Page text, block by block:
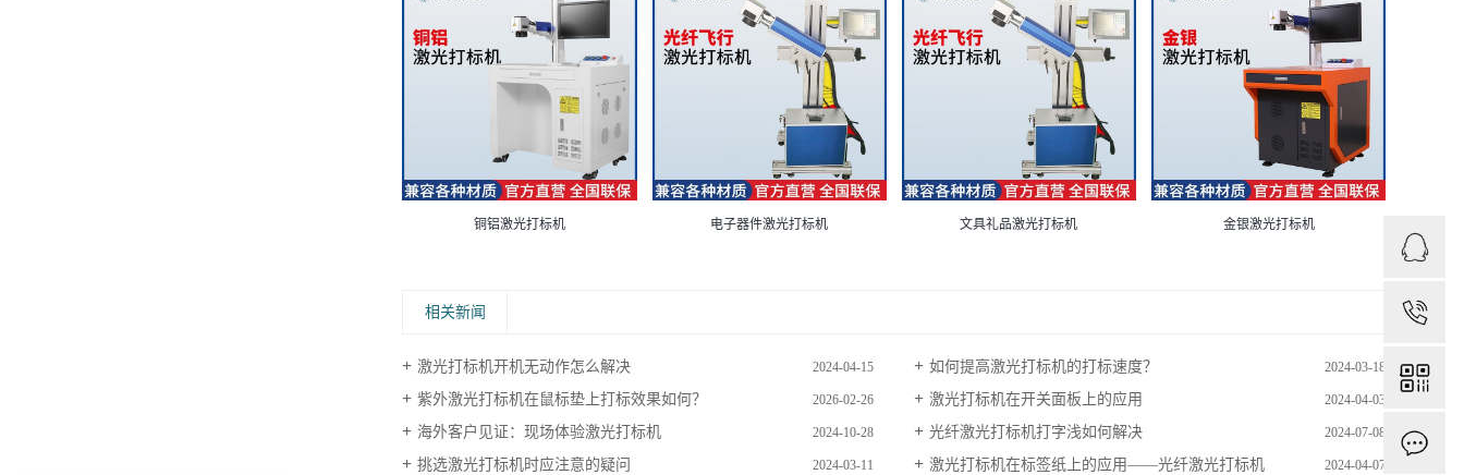
铜铝激光打标机 电子器件激光打标机 文具礼品激光打标机 金银激光打标机
相关新闻
激光打标机开机无动作怎么解决 2024-04-15 如何提高激光打标机的打标速度？ 2024-03-18
紫外激光打标机在鼠标垫上打标效果如何？ 2026-02-26 激光打标机在开关面板上的应用 2024-04-03
海外客户见证：现场体验激光打标机 2024-10-28 光纤激光打标机打字浅如何解决 2024-07-08
挑选激光打标机时应注意的疑问 2024-03-11 激光打标机在标签纸上的应用——光纤激光打标机 2024-04-07